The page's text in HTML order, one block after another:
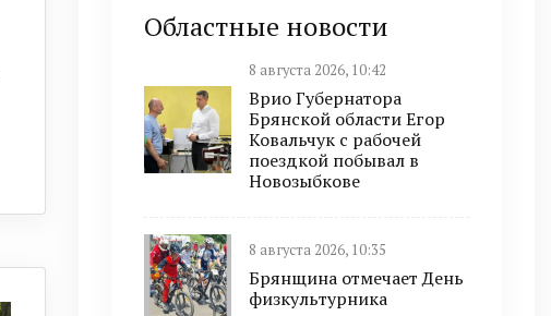
Областные новости
8 августа 2026, 10:42
Врио Губернатора
Брянской области Егор
Ковальчук с рабочей
поездкой побывал в
Новозыбкове
8 августа 2026, 10:35
Брянщина отмечает День
физкультурника